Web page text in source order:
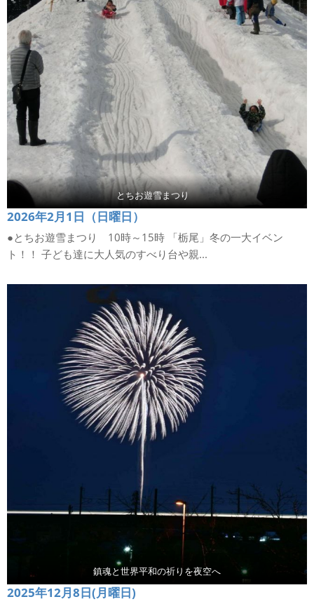
とちお遊雪まつり
2026年2月1日（日曜日）
●とちお遊雪まつり 10時～15時 「栃尾」冬の一大イベン
ト！！ 子ども達に大人気のすべり台や親...
鎮魂と世界平和の祈りを夜空へ
2025年12月8日(月曜日)